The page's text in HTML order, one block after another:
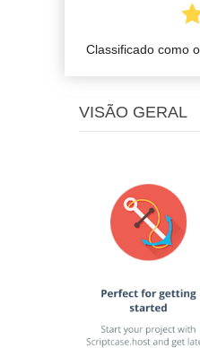
Classificado como
VISÃO GERAL